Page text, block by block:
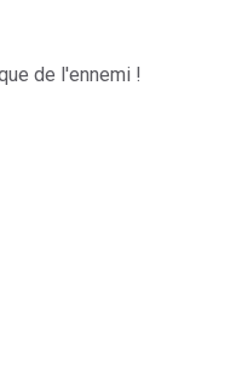
de l'ennemi !